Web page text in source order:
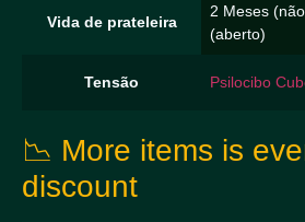
Vida de prateleira
2 Meses
(aberto)
Tensão Psilocibo
📉 More items is
discount